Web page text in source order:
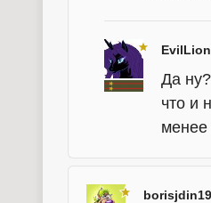
EvilLion
Да
что и